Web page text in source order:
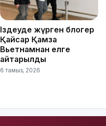
Іздеуде жүрген блогер
Қайсар Қамза
Вьетнамнан елге
қайтарылды
6 тамыз, 2026